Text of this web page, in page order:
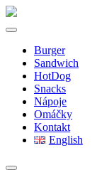
Burger
Sandwich
HotDog
Snacks
Nápoje
Omáčky
Kontakt
English